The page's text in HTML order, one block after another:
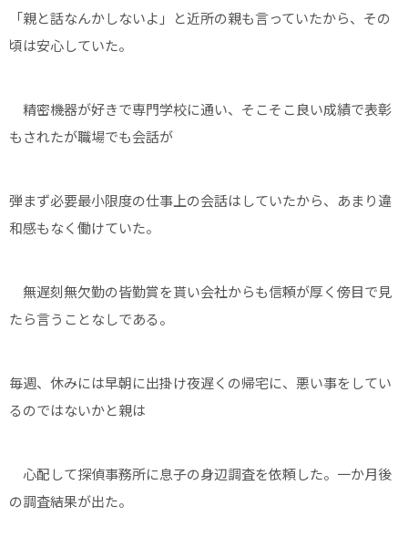
「親と話なんかしないよ」と近所の親も言っていたから、その
頃は安心していた。
精密機器が好きで専門学校に通い、そこそこ良い成績で表彰
もされたが職場でも会話が
弾まず必要最小限度の仕事上の会話はしていたから、あまり違
和感もなく働けていた。
無遅刻無欠勤の皆勤賞を貰い会社からも信頼が厚く傍目で見
たら言うことなしである。
毎週、休みには早朝に出掛け夜遅くの帰宅に、悪い事をしてい
るのではないかと親は
心配して探偵事務所に息子の身辺調査を依頼した。一か月後
の調査結果が出た。